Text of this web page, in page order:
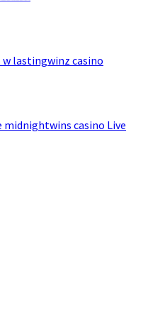
w lastingwinz casino
casino Live